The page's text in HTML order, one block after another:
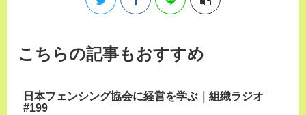
こちらの記事もおすすめ
日本フェンシング協会に経営を学ぶ｜組織ラジオ
#199